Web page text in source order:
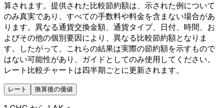
算されます。提供された比較節約額は、示された例について
のみ真実であり、すべての手数料や料金を含まない場合があ
ります。異なる通貨交換金額、通貨タイプ、日付、時間、お
よびその他の個別要因により、異なる比較節約額となりま
す。したがって、これらの結果は実際の節約額を示すもので
はない可能性があり、ガイドとしてのみ使用してください。
レート比較チャートは四半期ごとに更新されます。
レート 換算後の価値